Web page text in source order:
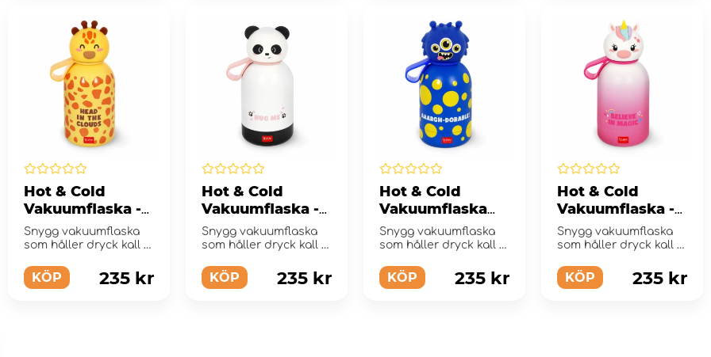
Hot & Cold
Vakuumflaska -
Giraffe
Snygg vakuumflaska
som håller dryck kall i
varm i upp till 1...
KÖP 235 kr
Hot & Cold
Vakuumflaska -
Panda
Snygg vakuumflaska
som håller dryck kall i
varm i upp till 1...
KÖP 235 kr
Hot & Cold
Vakuumflaska
Monster
Snygg vakuumflaska
som håller dryck kall i
varm i upp till 1...
KÖP 235 kr
Hot & Cold
Vakuumflaska -
Unicorn
Snygg vakuumflaska
som håller dryck kall i
varm i upp till 1...
KÖP 235 kr